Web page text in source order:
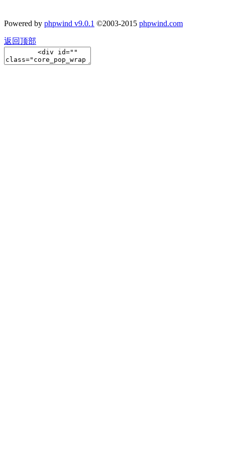
Powered by phpwind v9.0.1 ©2003-2015 phpwind.com
返回顶部